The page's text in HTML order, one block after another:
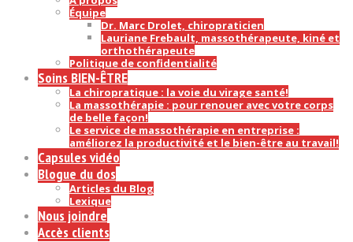
Équipe
Dr. Marc Drolet, chiropraticien
Lauriane Frebault, massothérapeute, kiné et
orthothérapeute
Politique de confidentialité
Soins BIEN-ÊTRE
La chiropratique : la voie du virage santé!
La massothérapie : pour renouer avec votre corps
de belle façon!
Le service de massothérapie en entreprise :
améliorez la productivité et le bien-être au travail!
Capsules vidéo
Blogue du dos
Articles du Blog
Lexique
Nous joindre
Accès clients